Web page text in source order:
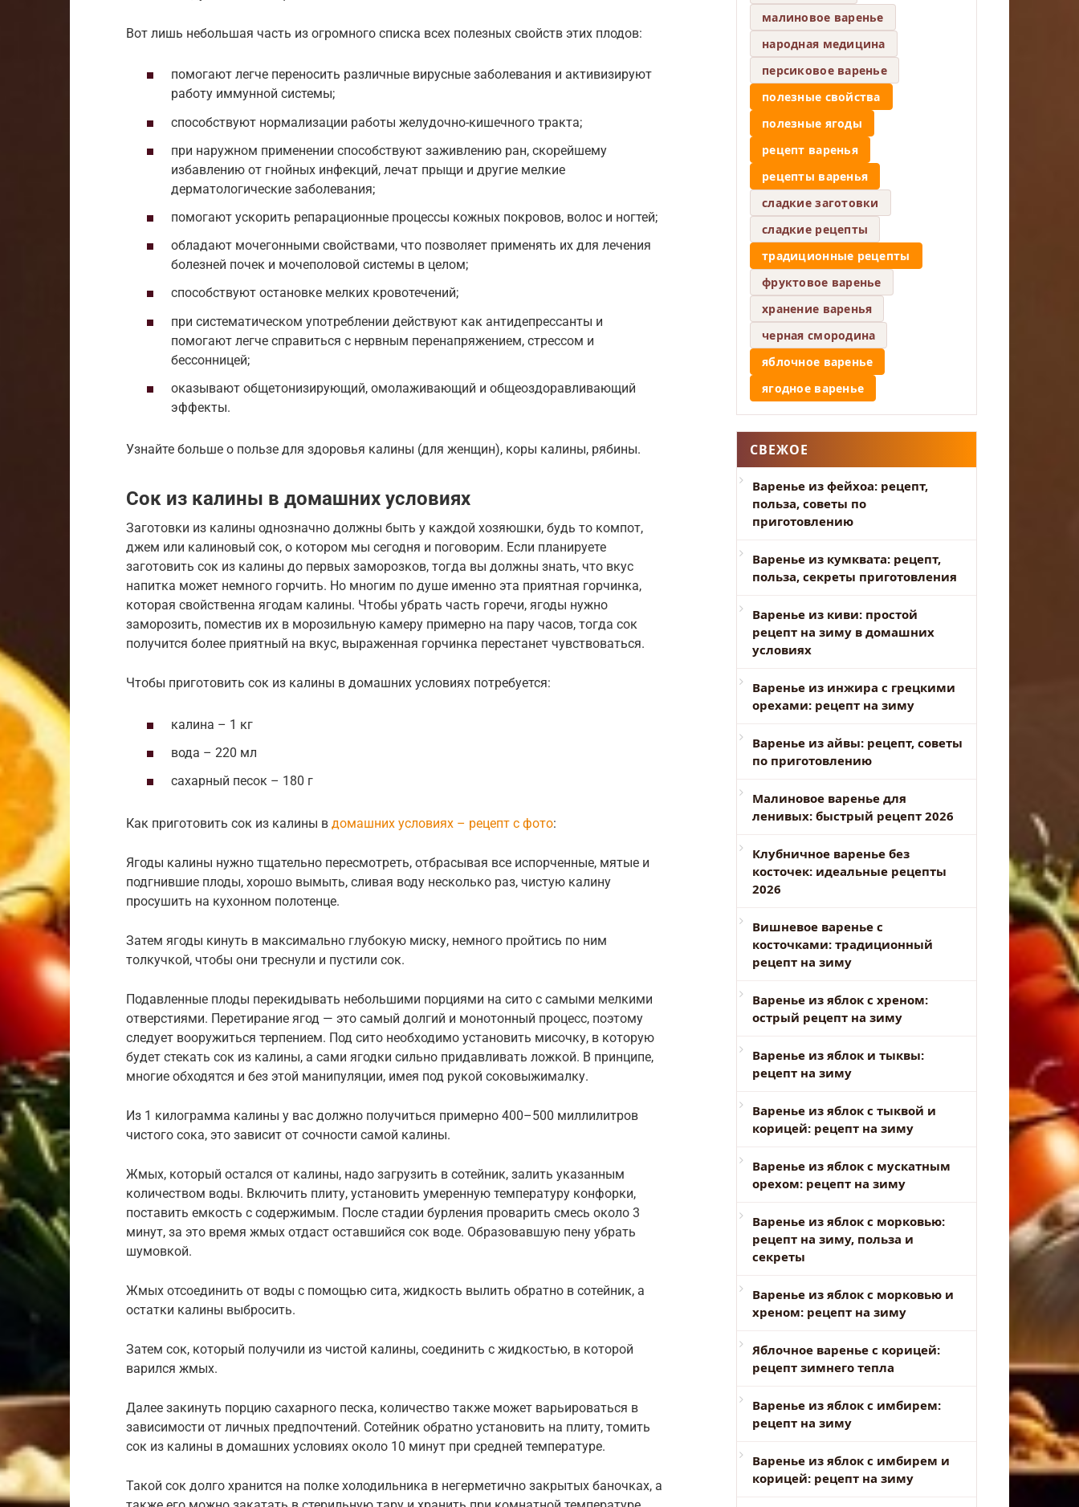
Вот лишь небольшая часть из огромного списка всех полезных свойств этих плодов:
помогают легче переносить различные вирусные заболевания и активизируют
работу иммунной системы;
способствуют нормализации работы желудочно-кишечного тракта;
при наружном применении способствуют заживлению ран, скорейшему
избавлению от гнойных инфекций, лечат прыщи и другие мелкие
дерматологические заболевания;
помогают ускорить репарационные процессы кожных покровов, волос и ногтей;
обладают мочегонными свойствами, что позволяет применять их для лечения
болезней почек и мочеполовой системы в целом;
способствуют остановке мелких кровотечений;
при систематическом употреблении действуют как антидепрессанты и
помогают легче справиться с нервным перенапряжением, стрессом и
бессонницей;
оказывают общетонизирующий, омолаживающий и общеоздоравливающий
эффекты.
Узнайте больше о пользе для здоровья калины (для женщин), коры калины, рябины.
Сок из калины в домашних условиях
Заготовки из калины однозначно должны быть у каждой хозяюшки, будь то компот,
джем или калиновый сок, о котором мы сегодня и поговорим. Если планируете
заготовить сок из калины до первых заморозков, тогда вы должны знать, что вкус
напитка может немного горчить. Но многим по душе именно эта приятная горчинка,
которая свойственна ягодам калины. Чтобы убрать часть горечи, ягоды нужно
заморозить, поместив их в морозильную камеру примерно на пару часов, тогда сок
получится более приятный на вкус, выраженная горчинка перестанет чувствоваться.
Чтобы приготовить сок из калины в домашних условиях потребуется:
калина – 1 кг
вода – 220 мл
сахарный песок – 180 г
Как приготовить сок из калины в домашних условиях – рецепт с фото:
Ягоды калины нужно тщательно пересмотреть, отбрасывая все испорченные, мятые и
подгнившие плоды, хорошо вымыть, сливая воду несколько раз, чистую калину
просушить на кухонном полотенце.
Затем ягоды кинуть в максимально глубокую миску, немного пройтись по ним
толкучкой, чтобы они треснули и пустили сок.
Подавленные плоды перекидывать небольшими порциями на сито с самыми мелкими
отверстиями. Перетирание ягод — это самый долгий и монотонный процесс, поэтому
следует вооружиться терпением. Под сито необходимо установить мисочку, в которую
будет стекать сок из калины, а сами ягодки сильно придавливать ложкой. В принципе,
многие обходятся и без этой манипуляции, имея под рукой соковыжималку.
Из 1 килограмма калины у вас должно получиться примерно 400–500 миллилитров
чистого сока, это зависит от сочности самой калины.
Жмых, который остался от калины, надо загрузить в сотейник, залить указанным
количеством воды. Включить плиту, установить умеренную температуру конфорки,
поставить емкость с содержимым. После стадии бурления проварить смесь около 3
минут, за это время жмых отдаст оставшийся сок воде. Образовавшую пену убрать
шумовкой.
Жмых отсоединить от воды с помощью сита, жидкость вылить обратно в сотейник, а
остатки калины выбросить.
Затем сок, который получили из чистой калины, соединить с жидкостью, в которой
варился жмых.
Далее закинуть порцию сахарного песка, количество также может варьироваться в
зависимости от личных предпочтений. Сотейник обратно установить на плиту, томить
сок из калины в домашних условиях около 10 минут при средней температуре.
Такой сок долго хранится на полке холодильника в негерметично закрытых баночках, а
малиновое варенье
народная медицина
персиковое варенье
полезные свойства
полезные ягоды
рецепт варенья
рецепты варенья
сладкие заготовки
сладкие рецепты
традиционные рецепты
фруктовое варенье
хранение варенья
черная смородина
яблочное варенье
ягодное варенье
СВЕЖОЕ
Варенье из фейхоа: рецепт,
польза, советы по
приготовлению
Варенье из кумквата: рецепт,
польза, секреты приготовления
Варенье из киви: простой
рецепт на зиму в домашних
условиях
Варенье из инжира с грецкими
орехами: рецепт на зиму
Варенье из айвы: рецепт, советы
по приготовлению
Малиновое варенье для
ленивых: быстрый рецепт 2026
Клубничное варенье без
косточек: идеальные рецепты
2026
Вишневое варенье с
косточками: традиционный
рецепт на зиму
Варенье из яблок с хреном:
острый рецепт на зиму
Варенье из яблок и тыквы:
рецепт на зиму
Варенье из яблок с тыквой и
корицей: рецепт на зиму
Варенье из яблок с мускатным
орехом: рецепт на зиму
Варенье из яблок с морковью:
рецепт на зиму, польза и
секреты
Варенье из яблок с морковью и
хреном: рецепт на зиму
Яблочное варенье с корицей:
рецепт зимнего тепла
Варенье из яблок с имбирем:
рецепт на зиму
Варенье из яблок с имбирем и
корицей: рецепт на зиму